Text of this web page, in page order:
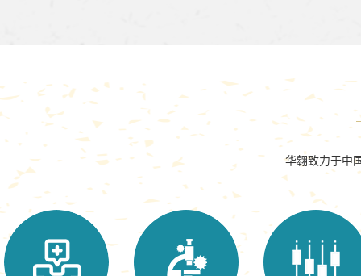
华翱致力于中